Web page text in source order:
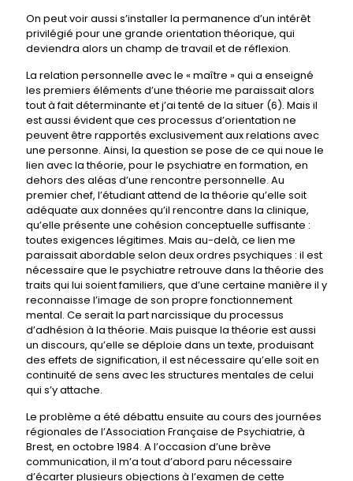
On peut voir aussi s’installer la permanence d’un intérêt
privilégié pour une grande orientation théorique, qui
deviendra alors un champ de travail et de réflexion.
La relation personnelle avec le « maître » qui a enseigné
les premiers éléments d’une théorie me paraissait alors
tout à fait déterminante et j’ai tenté de la situer (6). Mais il
est aussi évident que ces processus d’orientation ne
peuvent être rapportés exclusivement aux relations avec
une personne. Ainsi, la question se pose de ce qui noue le
lien avec la théorie, pour le psychiatre en formation, en
dehors des aléas d’une rencontre personnelle. Au
premier chef, l’étudiant attend de la théorie qu’elle soit
adéquate aux données qu’il rencontre dans la clinique,
qu’elle présente une cohésion conceptuelle suffisante :
toutes exigences légitimes. Mais au-delà, ce lien me
paraissait abordable selon deux ordres psychiques : il est
nécessaire que le psychiatre retrouve dans la théorie des
traits qui lui soient familiers, que d’une certaine manière il y
reconnaisse l’image de son propre fonctionnement
mental. Ce serait la part narcissique du processus
d’adhésion à la théorie. Mais puisque la théorie est aussi
un discours, qu’elle se déploie dans un texte, produisant
des effets de signification, il est nécessaire qu’elle soit en
continuité de sens avec les structures mentales de celui
qui s’y attache.
Le problème a été débattu ensuite au cours des journées
régionales de l’Association Française de Psychiatrie, à
Brest, en octobre 1984. A l’occasion d’une brève
communication, il m’a tout d’abord paru nécessaire
d’écarter plusieurs objections à l’examen de cette